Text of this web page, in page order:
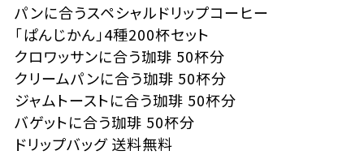
パンに合うスペシャルドリップコーヒー
「ぱんじかん」4種200杯セット
クロワッサンに合う珈琲 50杯分
クリームパンに合う珈琲 50杯分
ジャムトーストに合う珈琲 50杯分
バゲットに合う珈琲 50杯分
ドリップバッグ 送料無料